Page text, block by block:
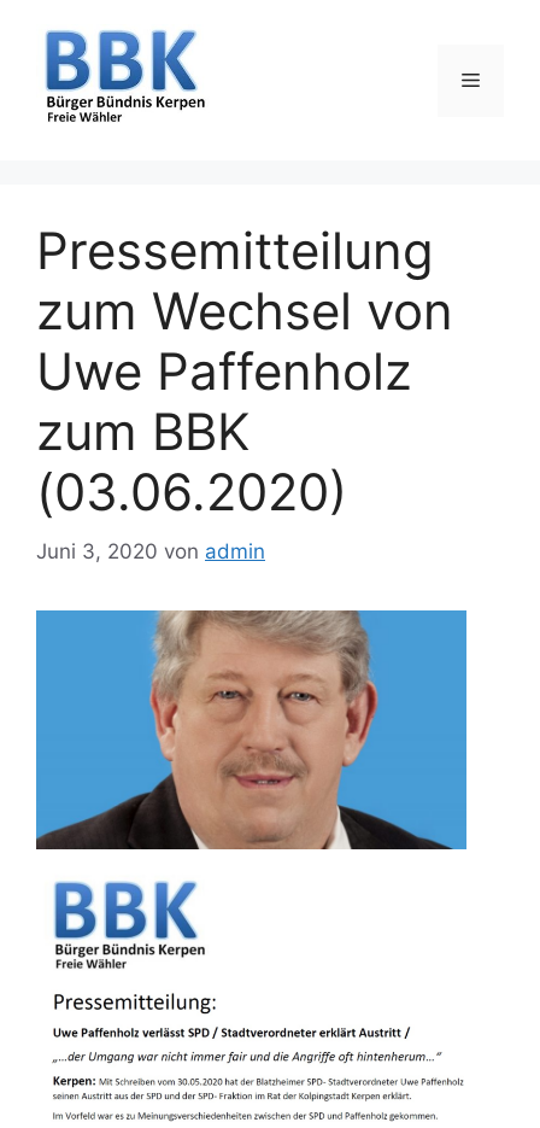
springen
Menü
Pressemitteilung
zum Wechsel von
Uwe Paffenholz
zum BBK
(03.06.2020)
Juni 3, 2020 von admin